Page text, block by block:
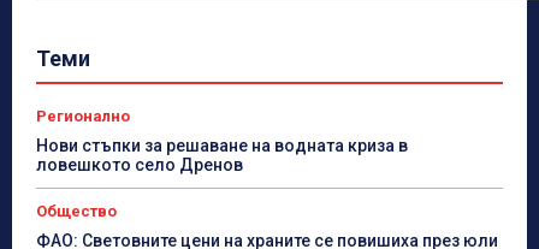
Теми
Регионално
Нови стъпки за решаване на водната криза в
ловешкото село Дренов
Общество
ФАО: Световните цени на храните се повишиха през юли